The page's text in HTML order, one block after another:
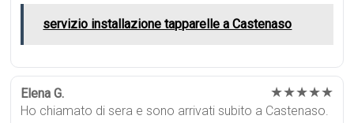
servizio installazione tapparelle a Castenaso
Elena G. ★★★★★
Ho chiamato di sera e sono arrivati subito a Castenaso.